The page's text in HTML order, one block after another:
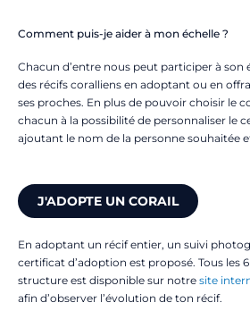
Comment puis-je aider à mon échelle ?
Chacun d’entre nous peut participer à son
des récifs coralliens en adoptant ou en
ses proches. En plus de pouvoir choisir le
chacun à la possibilité de personnaliser le
ajoutant le nom de la personne souhaitée
J'ADOPTE UN CORAIL
En adoptant un récif entier, un suivi
certificat d’adoption est proposé. Tous les
structure est disponible sur notre site
afin d’observer l’évolution de ton récif.